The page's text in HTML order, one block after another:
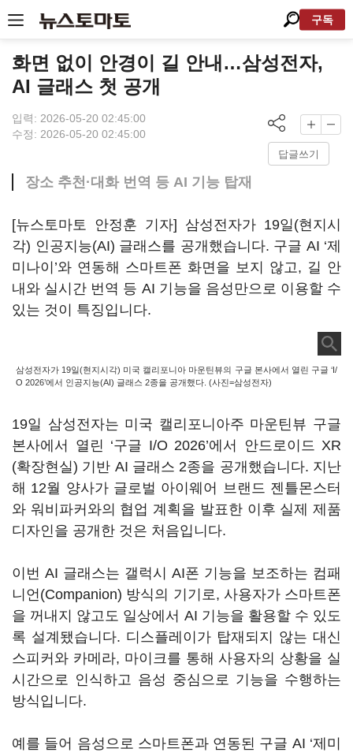
구독
화면 없이 안경이 길 안내…삼성전자,
AI 글래스 첫 공개
입력: 2026-05-20 02:45:00
수정: 2026-05-20 02:45:00
답글쓰기
장소 추천·대화 번역 등 AI 기능 탑재
[뉴스토마토 안정훈 기자] 삼성전자가 19일(현지시
각) 인공지능(AI) 글래스를 공개했습니다. 구글 AI ‘제
미나이’와 연동해 스마트폰 화면을 보지 않고, 길 안
내와 실시간 번역 등 AI 기능을 음성만으로 이용할 수
있는 것이 특징입니다.
삼성전자가 19일(현지시각) 미국 캘리포니아 마운틴뷰의 구글 본사에서 열린 구글 ‘I/
O 2026’에서 인공지능(AI) 글래스 2종을 공개했다. (사진=삼성전자)
19일 삼성전자는 미국 캘리포니아주 마운틴뷰 구글
본사에서 열린 ‘구글 I/O 2026’에서 안드로이드 XR
(확장현실) 기반 AI 글래스 2종을 공개했습니다. 지난
해 12월 양사가 글로벌 아이웨어 브랜드 젠틀몬스터
와 워비파커와의 협업 계획을 발표한 이후 실제 제품
디자인을 공개한 것은 처음입니다.
이번 AI 글래스는 갤럭시 AI폰 기능을 보조하는 컴패
니언(Companion) 방식의 기기로, 사용자가 스마트폰
을 꺼내지 않고도 일상에서 AI 기능을 활용할 수 있도
록 설계됐습니다. 디스플레이가 탑재되지 않는 대신
스피커와 카메라, 마이크를 통해 사용자의 상황을 실
시간으로 인식하고 음성 중심으로 기능을 수행하는
방식입니다.
예를 들어 음성으로 스마트폰과 연동된 구글 AI ‘제미